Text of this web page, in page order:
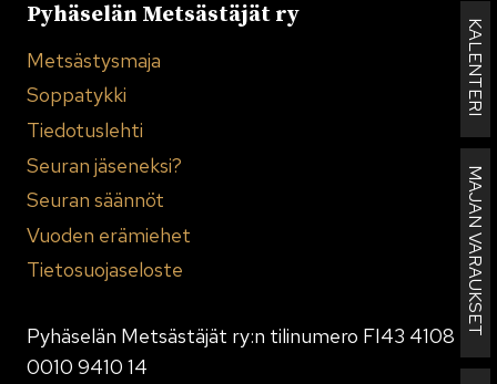
KALENTERI
MAJAN VARAUKSET
Pyhäselän Metsästäjät ry
Metsästysmaja
Soppatykki
Tiedotuslehti
Seuran jäseneksi?
Seuran säännöt
Vuoden erämiehet
Tietosuojaseloste
Pyhäselän Metsästäjät ry:n tilinumero FI43 4108
0010 9410 14